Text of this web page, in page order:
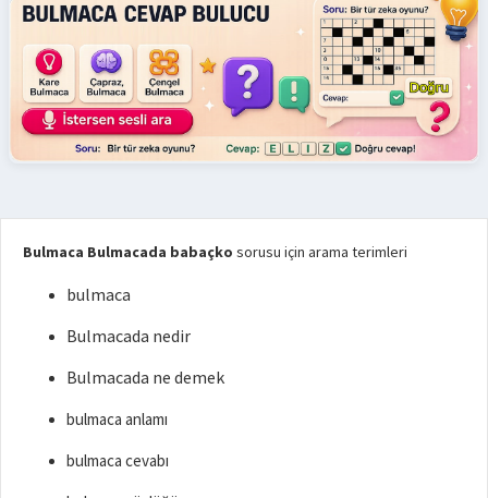
Bulmaca Bulmacada babaçko sorusu için arama terimleri
bulmaca
Bulmacada nedir
Bulmacada ne demek
bulmaca anlamı
bulmaca cevabı